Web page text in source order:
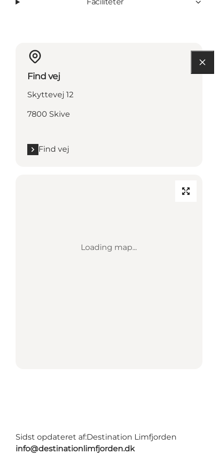
Find vej
Skyttevej 12
7800 Skive
Find vej
Loading map...
Sidst opdateret af:Destination Limfjorden
info@destinationlimfjorden.dk